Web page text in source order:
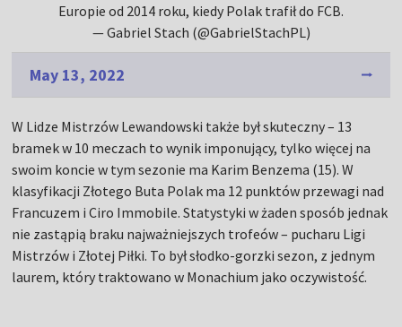
Europie od 2014 roku, kiedy Polak trafił do FCB.
— Gabriel Stach (@GabrielStachPL)
May 13, 2022
W Lidze Mistrzów Lewandowski także był skuteczny – 13
bramek w 10 meczach to wynik imponujący, tylko więcej na
swoim koncie w tym sezonie ma Karim Benzema (15). W
klasyfikacji Złotego Buta Polak ma 12 punktów przewagi nad
Francuzem i Ciro Immobile. Statystyki w żaden sposób jednak
nie zastąpią braku najważniejszych trofeów – pucharu Ligi
Mistrzów i Złotej Piłki. To był słodko-gorzki sezon, z jednym
laurem, który traktowano w Monachium jako oczywistość.